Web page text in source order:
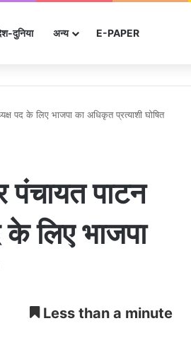
दुनिया अन्‍य E-PAPER
पद के लिए भाजपा का अधिकृत प्रत्याशी घोषित
पंचायत पाटन
के लिए भाजपा
Less than a minute